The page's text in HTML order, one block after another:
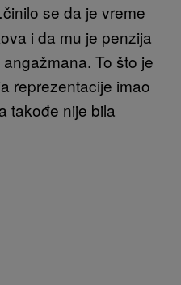
se da je vreme
i da mu je penzija
To što je
reprezentacije imao
takođe nije bila